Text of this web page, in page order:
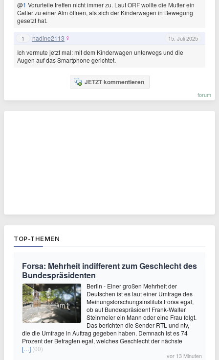
@1 Vorurteile treffen nicht immer zu. Laut ORF wollte die Mutter ein
Gatter zu einer Alm öffnen, als sich der Kinderwagen in Bewegung
gesetzt hat.
1 nadine2113 15. Juli 2025
Ich vermute jetzt mal: mit dem Kinderwagen unterwegs und die
Augen auf das Smartphone gerichtet.
JETZT kommentieren
forum
TOP-THEMEN
Forsa: Mehrheit indifferent zum Geschlecht des
Bundespräsidenten
Berlin - Einer großen Mehrheit der
Deutschen ist es laut einer Umfrage des
Meinungsforschungsinstituts Forsa egal,
ob auf Bundespräsident Frank-Walter
Steinmeier ein Mann oder eine Frau folgt.
Das berichten die Sender RTL und ntv,
die die Umfrage in Auftrag gegeben haben. Demnach ist es 74
Prozent der Befragten egal, welches Geschlecht der nächste
[…] (00)
vor 13 Minuten